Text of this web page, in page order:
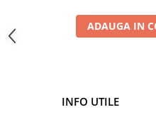
Zeolit / Turbidex
Carbune Activ
Pompe dozatoare
ADAUGA IN
INFO UTILE